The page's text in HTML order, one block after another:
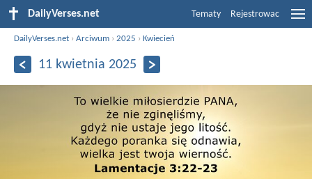
DailyVerses.net Tematy Rejestrowac
DailyVerses.net ›Arciwum ›2025 ›Kwiecień
11 kwietnia 2025